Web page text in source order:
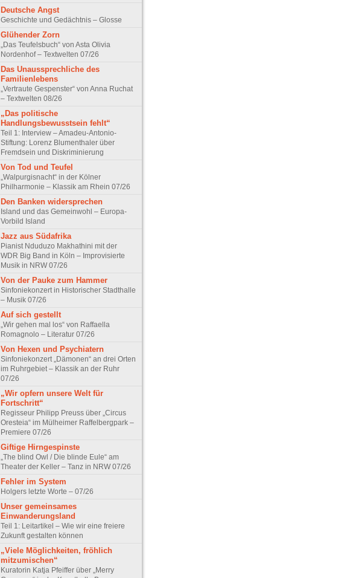
Deutsche Angst
Geschichte und Gedächtnis – Glosse
Glühender Zorn
„Das Teufelsbuch“ von Asta Olivia
Nordenhof – Textwelten 07/26
Das Unaussprechliche des
Familienlebens
„Vertraute Gespenster“ von Anna Ruchat
– Textwelten 08/26
„Das politische
Handlungsbewusstsein fehlt“
Teil 1: Interview – Amadeu-Antonio-
Stiftung: Lorenz Blumenthaler über
Fremdsein und Diskriminierung
Von Tod und Teufel
„Walpurgisnacht“ in der Kölner
Philharmonie – Klassik am Rhein 07/26
Den Banken widersprechen
Island und das Gemeinwohl – Europa-
Vorbild Island
Jazz aus Südafrika
Pianist Nduduzo Makhathini mit der
WDR Big Band in Köln – Improvisierte
Musik in NRW 07/26
Von der Pauke zum Hammer
Sinfoniekonzert in Historischer Stadthalle
– Musik 07/26
Auf sich gestellt
„Wir gehen mal los“ von Raffaella
Romagnolo – Literatur 07/26
Von Hexen und Psychiatern
Sinfoniekonzert „Dämonen“ an drei Orten
im Ruhrgebiet – Klassik an der Ruhr
07/26
„Wir opfern unsere Welt für
Fortschritt“
Regisseur Philipp Preuss über „Circus
Oresteia“ im Mülheimer Raffelbergpark –
Premiere 07/26
Giftige Hirngespinste
„The blind Owl / Die blinde Eule“ am
Theater der Keller – Tanz in NRW 07/26
Fehler im System
Holgers letzte Worte – 07/26
Unser gemeinsames
Einwanderungsland
Teil 1: Leitartikel – Wie wir eine freiere
Zukunft gestalten können
„Viele Möglichkeiten, fröhlich
mitzumischen“
Kuratorin Katja Pfeiffer über „Merry